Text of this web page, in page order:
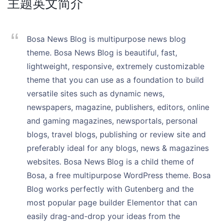
主题英文简介
Bosa News Blog is multipurpose news blog
theme. Bosa News Blog is beautiful, fast,
lightweight, responsive, extremely customizable
theme that you can use as a foundation to build
versatile sites such as dynamic news,
newspapers, magazine, publishers, editors, online
and gaming magazines, newsportals, personal
blogs, travel blogs, publishing or review site and
preferably ideal for any blogs, news & magazines
websites. Bosa News Blog is a child theme of
Bosa, a free multipurpose WordPress theme. Bosa
Blog works perfectly with Gutenberg and the
most popular page builder Elementor that can
easily drag-and-drop your ideas from the